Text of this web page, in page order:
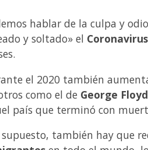
hablar de la culpa y
y soltado» el Coronavirus
el 2020 también
como el de George Floyd
país que terminó con
supuesto, también hay que